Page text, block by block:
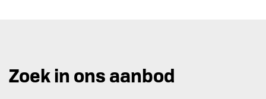
Zoek in ons aanbod